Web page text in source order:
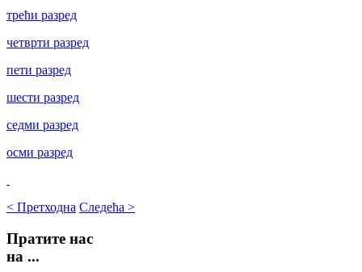
трећи разред
четврти разред
пети разред
шести разред
седми разред
осми разред
< Претходна Следећа >
Пратите нас
на ...